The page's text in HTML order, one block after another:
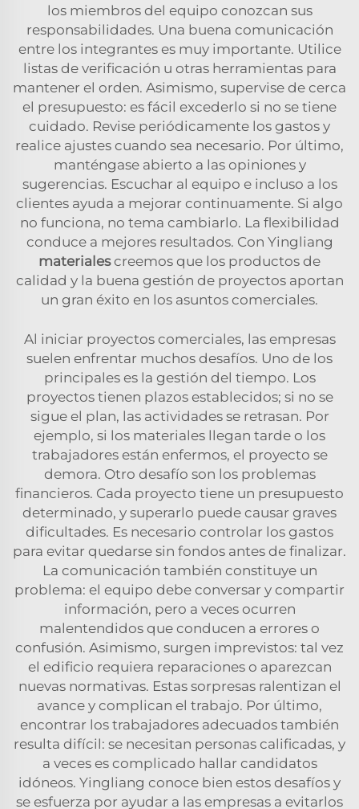
los miembros del equipo conozcan sus
responsabilidades. Una buena comunicación
entre los integrantes es muy importante. Utilice
listas de verificación u otras herramientas para
mantener el orden. Asimismo, supervise de cerca
el presupuesto: es fácil excederlo si no se tiene
cuidado. Revise periódicamente los gastos y
realice ajustes cuando sea necesario. Por último,
manténgase abierto a las opiniones y
sugerencias. Escuchar al equipo e incluso a los
clientes ayuda a mejorar continuamente. Si algo
no funciona, no tema cambiarlo. La flexibilidad
conduce a mejores resultados. Con Yingliang
materialescreemos que los productos de
calidad y la buena gestión de proyectos aportan
un gran éxito en los asuntos comerciales.
Al iniciar proyectos comerciales, las empresas
suelen enfrentar muchos desafíos. Uno de los
principales es la gestión del tiempo. Los
proyectos tienen plazos establecidos; si no se
sigue el plan, las actividades se retrasan. Por
ejemplo, si los materiales llegan tarde o los
trabajadores están enfermos, el proyecto se
demora. Otro desafío son los problemas
financieros. Cada proyecto tiene un presupuesto
determinado, y superarlo puede causar graves
dificultades. Es necesario controlar los gastos
para evitar quedarse sin fondos antes de finalizar.
La comunicación también constituye un
problema: el equipo debe conversar y compartir
información, pero a veces ocurren
malentendidos que conducen a errores o
confusión. Asimismo, surgen imprevistos: tal vez
el edificio requiera reparaciones o aparezcan
nuevas normativas. Estas sorpresas ralentizan el
avance y complican el trabajo. Por último,
encontrar los trabajadores adecuados también
resulta difícil: se necesitan personas calificadas, y
a veces es complicado hallar candidatos
idóneos. Yingliang conoce bien estos desafíos y
se esfuerza por ayudar a las empresas a evitarlos